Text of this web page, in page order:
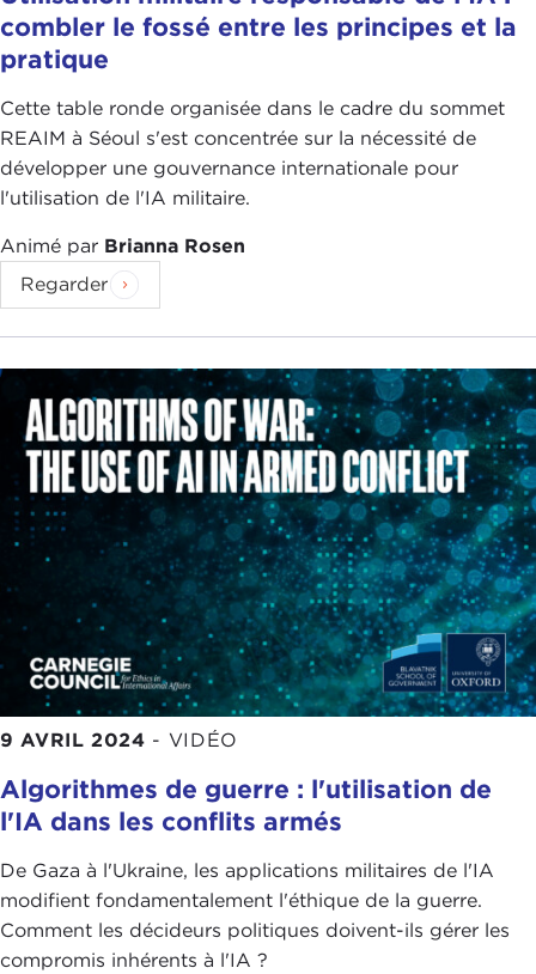
combler le fossé entre les principes et la
pratique
Cette table ronde organisée dans le cadre du sommet
REAIM à Séoul s'est concentrée sur la nécessité de
développer une gouvernance internationale pour
l'utilisation de l'IA militaire.
Animé par Brianna Rosen
Regarder
9 AVRIL 2024 - VIDÉO
Algorithmes de guerre : l'utilisation de
l'IA dans les conflits armés
De Gaza à l'Ukraine, les applications militaires de l'IA
modifient fondamentalement l'éthique de la guerre.
Comment les décideurs politiques doivent-ils gérer les
compromis inhérents à l'IA ?